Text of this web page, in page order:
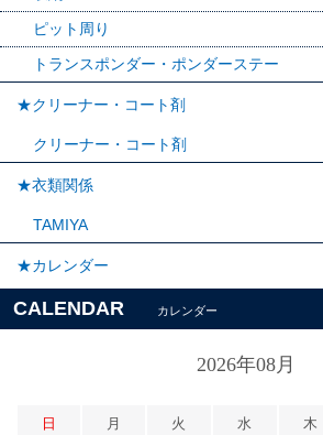
ピット周り
トランスポンダー・ポンダーステー
★クリーナー・コート剤
クリーナー・コート剤
★衣類関係
TAMIYA
★カレンダー
CALENDAR カレンダー
2026年08月
日 月 火 水 木